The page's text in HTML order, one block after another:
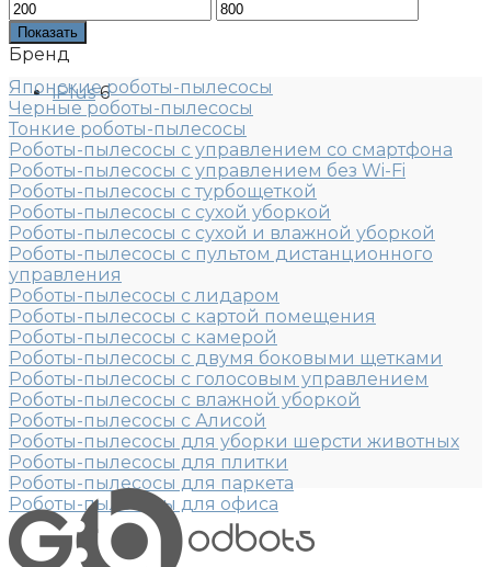
Показать
Бренд
iPlus 6
Японские роботы-пылесосы
Черные роботы-пылесосы
Тонкие роботы-пылесосы
Роботы-пылесосы с управлением со смартфона
Роботы-пылесосы с управлением без Wi-Fi
Роботы-пылесосы с турбощеткой
Роботы-пылесосы с сухой уборкой
Роботы-пылесосы с сухой и влажной уборкой
Роботы-пылесосы с пультом дистанционного
управления
Роботы-пылесосы с лидаром
Роботы-пылесосы с картой помещения
Роботы-пылесосы с камерой
Роботы-пылесосы с двумя боковыми щетками
Роботы-пылесосы с голосовым управлением
Роботы-пылесосы с влажной уборкой
Роботы-пылесосы с Алисой
Роботы-пылесосы для уборки шерсти животных
Роботы-пылесосы для плитки
Роботы-пылесосы для паркета
Роботы-пылесосы для офиса